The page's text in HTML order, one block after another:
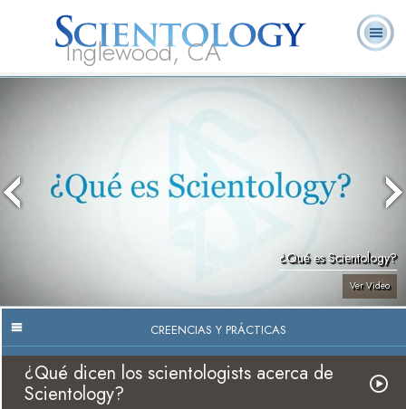
Inglewood, CA
¿Qué es Scientology?
Ver Video
CREENCIAS Y PRÁCTICAS
¿Qué dicen los scientologists acerca de
Scientology?